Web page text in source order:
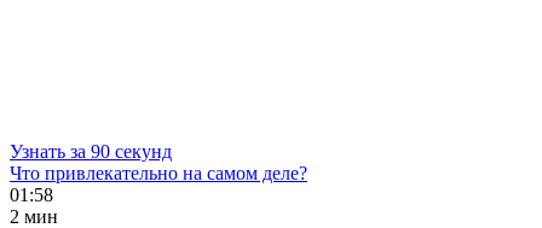
Узнать за 90 секунд
Что привлекательно на самом деле?
01:58
2 мин